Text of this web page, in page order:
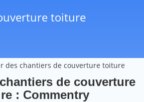
toiture
des chantiers de couverture toiture
de couverture
: Commentry